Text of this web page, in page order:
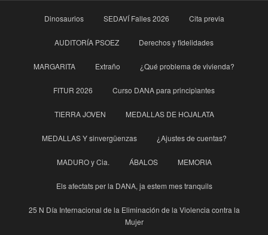
Dinosaurios SEDAVÍ Falles 2026 Cita previa
AUDITORÍA PSOEZ Derechos y fidelidades
MARGARITA Extraño ¿Qué problema de vivienda?
FITUR 2026 Curso DANA para principìantes
TIERRA JOVEN MEDALLAS DE HOJALATA
MEDALLAS Y sinvergüenzas ¿Ajustes de cuentas?
MADURO y Cia. ÁBALOS MEMORIA
Els afectats per la DANA, ja estem mes tranquils
25 N Día Internacional de la Eliminación de la Violencia contra la
Mujer